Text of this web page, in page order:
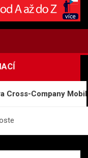
Company Mobility